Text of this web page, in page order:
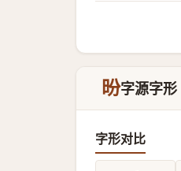
昐字源字形
字形对比